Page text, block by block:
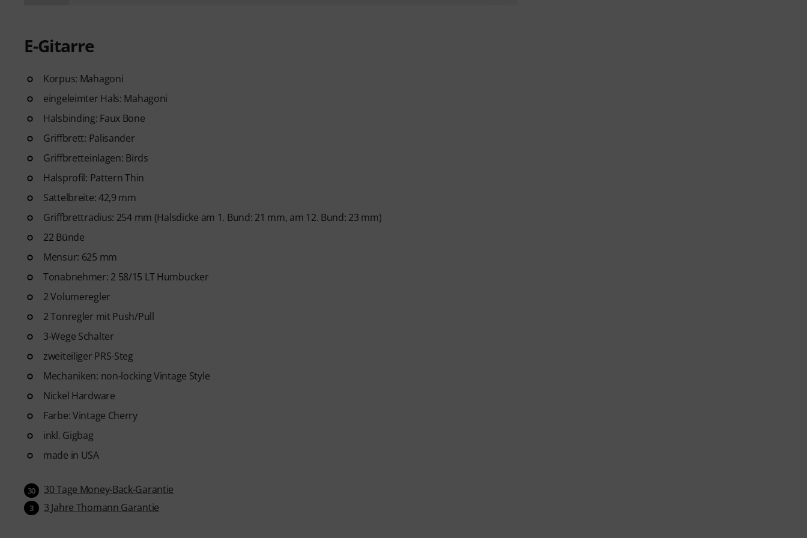
E-Gitarre
Korpus: Mahagoni
eingeleimter Hals: Mahagoni
Halsbinding: Faux Bone
Griffbrett: Palisander
Griffbretteinlagen: Birds
Halsprofil: Pattern Thin
Sattelbreite: 42,9 mm
Griffbrettradius: 254 mm (Halsdicke am 1. Bund: 21 mm, am 12. Bund: 23 mm)
22 Bünde
Mensur: 625 mm
Tonabnehmer: 2 58/15 LT Humbucker
2 Volumeregler
2 Tonregler mit Push/Pull
3-Wege Schalter
zweiteiliger PRS-Steg
Mechaniken: non-locking Vintage Style
Nickel Hardware
Farbe: Vintage Cherry
inkl. Gigbag
made in USA
30 30 Tage Money-Back-Garantie
3 3 Jahre Thomann Garantie